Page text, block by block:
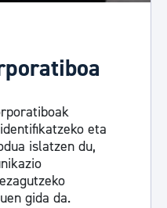
eta
islatzen du,
gida da.